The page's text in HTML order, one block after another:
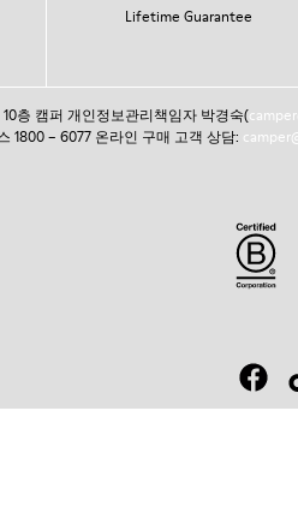
Lifetime Guarantee
층 캠퍼 개인정보관리책임자 박경숙(
1800 – 6077 온라인 구매 고객 상담: